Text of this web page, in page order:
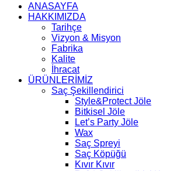
ANASAYFA
HAKKIMIZDA
Tarihçe
Vizyon & Misyon
Fabrika
Kalite
İhracat
ÜRÜNLERİMİZ
Saç Şekillendirici
Style&Protect Jöle
Bitkisel Jöle
Let’s Party Jöle
Wax
Saç Spreyi
Saç Köpüğü
Kıvır Kıvır